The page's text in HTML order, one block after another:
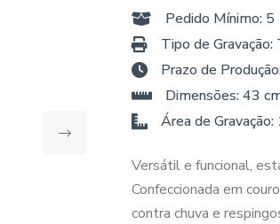
Pedido Mínimo: 5
Tipo de Gravação:
Prazo de
Dimensões: 43
Área de
Versátil e funcional,
Confeccionada em
contra chuva e